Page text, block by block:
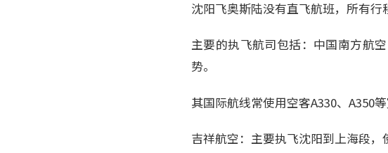
沈阳飞奥斯陆没有直飞航班，所有行
主要的执飞航司包括：中国南方航
势。
其国际航线常使用空客A330、A350
吉祥航空：主要执飞沈阳到上海段，